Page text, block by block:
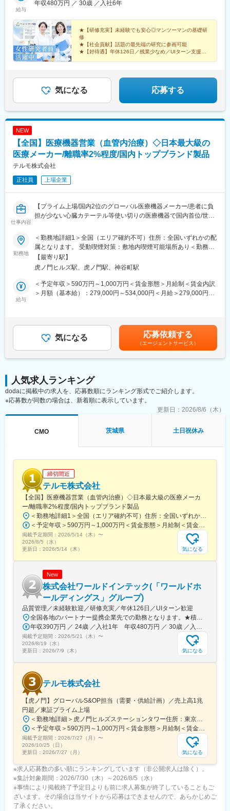
好きな場所で研究をしたい方も、ご希望をお聞かせください！詳
細は選考時にご案内いたします。【配属先企業の一例】中外製薬
株式会社中外製薬工業株式会社株式会社明治堺化学工業株式会社
日本化薬株式会社日東電工株式会社 豊橋事業所ニプロファーマ株
式会社 大舘工場株式会社カネカ株式会社DNPファインケミカル宇
都宮株式会社中外医科学研究所東邦チタニウム株式会社高田製薬
化学EMS株式会社株式会社エネコート 他
給与
年収480万円 ／ 30歳 ／入社6年
★【研修充実】未経験でも安心◎マンツーマンの基礎研
修
★【社会貢献】話題の最先端の研究に参画可能
★【好待遇】年休126日／残業少なめ／UIターン支援充
気になる 応募する
NEW
【全国】医療機器営業（血管内治療）◇日本最大級の
医療メーカー/離職率2%程度/国内トップブランド製品
テルモ株式会社
正社員 上場企業
仕事内容
【プライム上場/国内2位のグローバル医療機器メーカー/患者に負
担が少ない心臓カテーテル等使い切りの医療機器で国内首位/世界
■メインミッション：
担当エリアの病院（主に医師）に対し、当社のインターベンショ
ナルシステムズ事業（血管内治療）にて扱っている製品を提案し
ていただきます。
製品の販売、サービスの提供を通じて医療現場の改題を解決する
ことで医療に貢献し、テルモブランドを育成することがミッショ
・担当製品の販売活動、各種販促イベントの企画運営
・製品適正使用のための技術サポート（手術の立会いあり）
・製品適正使用に必要となる文献・資料・製品関連情報の提供
■担当製品：
心臓や下肢の血管の病気に対し、カテーテルを用いて治療する
「バスキュラーインターベンション（血管内カテーテル治療）」
肝臓がんの化学療法「インターベンショナルオンコロジー」に関
医師が求める操作性や品質を追求するとともに、患者さんの身体
https://www.terumo.co.jp/business/tis
■配属エリア：
国内支店のいずれかの配属となります。それぞれ在籍拠点をベー
スにチームでエリアを担当しています。業務を通じた「感動」と
「成長」を大事にする職場でチーム活動を重視した風土です。
■担当に関して：
大学病院などの基幹病院を担当いただきます。
■仕事の魅力：
治療部位や手順に合わせて多様な製品を展開する中で、患者さん
には治療効果とQOLの向上を、ドクターには手技において最大限
のパフォーマンスを発揮できる製品を提供することを目指してい
ます。中でもMRは製品情報提供のみならず、販売した医療機器が
安全に使用されるために研修会を開催しり、使用にあたってのト
レーニングの機会を提供するなど重要な役割を担っているため、
やりがいを感じられます。
勤務地
＜勤務地詳細1＞全国（エリア確約不可）住所：全国いずれかの配
属となります。 受動喫煙対策：敷地内喫煙可能場所あり＜勤務地
詳細2＞虎ノ門ヒルズステーションタワー住所：東京都港区虎ノ門
２丁目６－１ 虎ノ門ヒルズ ステーションタワー 受動喫煙対策：
ートワーク含む）
【最寄り駅】
虎ノ門ヒルズ駅、虎ノ門駅、神谷町駅
給与
＜予定年収＞590万円～1,000万円＜賃金形態＞月給制＜賃金内訳
＞月額（基本給）：279,000円～534,000円＜月給＞279,000円～
はあくまでも目安の金額であり、選考を通じて上下する可能性が
あります。月給(月額)は固定手当を含めた表記です。
気になる 応募依頼する
（エージェントサービス）
人気求人ランキング
dodaに掲載中の求人を、応募数順にランキング形式でご紹介します。
※応募数が同数の場合は、新着順に表示しています。
更新日： 2026/8/6（木）
CMO 茨城県 土日祝休み
締切間近
テルモ株式会社
【全国】医療機器営業（血管内治療）◇日本最大級の医療メーカ
ー/離職率2%程度/国内トップブランド製品
＜勤務地詳細1＞全国（エリア確約不可）住所：全国いずれかの配属となります。 受動喫煙対策：敷地内喫煙可能場所あり＜勤務地詳細2＞虎ノ門ヒルズステーションタワー住所：東京都港区虎ノ門２丁目６－１ 虎ノ門ヒルズ ステーションタワー 受動喫煙対策：敷地内喫煙可能場所あり変更の範囲：会社の定める事業所（リモートワーク含む）
＜予定年収＞590万円～1,000万円＜賃金形態＞月給制＜賃金内訳＞月額（基本給）：279,000円～534,000円＜月給＞279,000円～534,000円＜昇給有無＞有＜残業手当＞有＜給与補足＞※経験、能力等を考慮し同社規定により決定■営業日当あり■賞与あり（年2回）■昇給・昇格あり（年1回）■職位：一般職～主任クラス賃金はあくまでも目安の金額であり、選考を通じて上下する可能性があります。月給(月額)は固定手当を含めた表記です。
掲載予定期間： 2026/5/14（木） 〜
2026/8/5（水）
更新日： 2026/5/14（木） 気になる
New
株式会社ワールドインテック(「ワールドホ
ールディングス」グループ)
品質管理／未経験歓迎／研修充実／年休126日／UIターン歓迎
全国各地のパートナー提携企業先での勤務となります。★積極採用中エリア東京・神奈川・千葉・埼玉・大阪・京都・滋賀・兵庫・愛知・三重・福岡※北海道・沖縄県を除く45都府県に多彩なプロジェクトを用意。※勤務地は希望を最大限考慮して決定します。※U・Iターン歓迎！住宅補助あり（月6万7000円まで会社補助）＼NEW！エリア制度導入／全国でスキルを伸ばしたい方も、好きな場所で研究をしたい方も、ご希望をお聞かせください！詳細は選考時にご案内いたします。【配属先企業の一例】中外製薬株式会社中外製薬工業株式会社株式会社明治堺化学工業株式会社日本化薬株式会社日東電工株式会社 豊橋事業所ニプロファーマ株式会社 大舘工場株式会社カネカ株式会社DNPファインケミカル宇都宮株式会社中外医科学研究所東邦チタニウム株式会社高田製薬株式会社株式会社理研ジェネシス株式会社マテリアルゲート三井化学EMS株式会社株式会社エネコート 他
年収390万円 ／ 24歳 ／入社1年 年収480万円 ／ 30歳 ／入社6年
掲載予定期間： 2026/5/21（木） 〜
2026/8/19（水）
更新日： 2026/7/9（木） 気になる
テルモ株式会社
【虎ノ門】グローバルS&OP担当（需要・供給計画）／売上高1兆
円超／東証プライム上場
＜勤務地詳細＞虎ノ門ヒルズステーションタワー住所：東京都港区虎ノ門２丁目６－１ 虎ノ門ヒルズ ステーションタワー 受動喫煙対策：敷地内喫煙可能場所あり変更の範囲：会社の定める事業所
＜予定年収＞590万円～1,000万円＜賃金形態＞月給制＜賃金内訳＞月額（基本給）：279,000円～534,000円＜月給＞279,000円～534,000円＜昇給有無＞有＜残業手当＞有＜給与補足＞※上記年収はあくまでも目安の金額であり、選考を通じて経験、能力等を考慮し同社規定により決定します。■賞与あり（年2回）■昇給・昇格あり（年1回）■職位：一般職～主任職賃金はあくまでも目安の金額であり、選考を通じて上下する可能性があります。月給(月額)は固定手当を含めた表記です。
掲載予定期間： 2026/7/27（月） 〜
2026/10/25（日）
更新日： 2026/7/27（月） 気になる
※求人応募数の多い順にランキングしています（非公開求人は除く）。
※集計対象期間：2026/7/30（木）～2026/8/5（水）
※事情により掲載終了予定日よりも前に求人募集が終了していることもご
ざいます。その場合は当サイトから応募はできませんので、あらかじめご
了承ください。